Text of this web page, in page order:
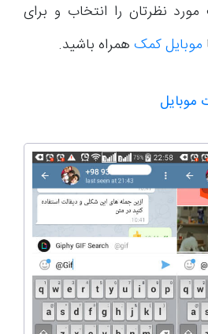
نظرتان را انتخاب و برای
موبایل کمک همراه باشید.
موبایل